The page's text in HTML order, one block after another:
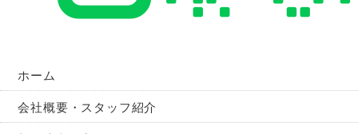
ホーム
会社概要・スタッフ紹介